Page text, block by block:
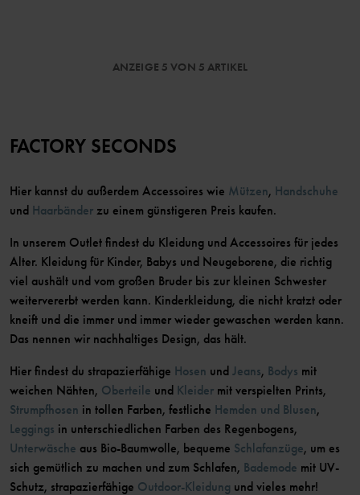
ANZEIGE 5 VON 5 ARTIKEL
FACTORY SECONDS
Hier kannst du außerdem Accessoires wie Mützen, Handschuhe
und Haarbänderzu einem günstigeren Preis kaufen.
In unserem Outlet findest du Kleidung und Accessoires für jedes
Alter. Kleidung für Kinder, Babys und Neugeborene, die richtig
viel aushält und vom großen Bruder bis zur kleinen Schwester
weitervererbt werden kann. Kinderkleidung, die nicht kratzt oder
kneift und die immer und immer wieder gewaschen werden kann.
Das nennen wir nachhaltiges Design, das hält.
Hier findest du strapazierfähige Hosen undJeans, Bodys mit
weichen Nähten, Oberteile und Kleider mit verspielten Prints,
Strumpfhosen in tollen Farben, festliche Hemden und Blusen,
Leggings in unterschiedlichen Farben des Regenbogens,
Unterwäsche aus Bio-Baumwolle, bequeme Schlafanzüge, um es
sich gemütlich zu machen und zum Schlafen, Bademode mit UV-
Schutz, strapazierfähige Outdoor-Kleidung und vieles mehr!